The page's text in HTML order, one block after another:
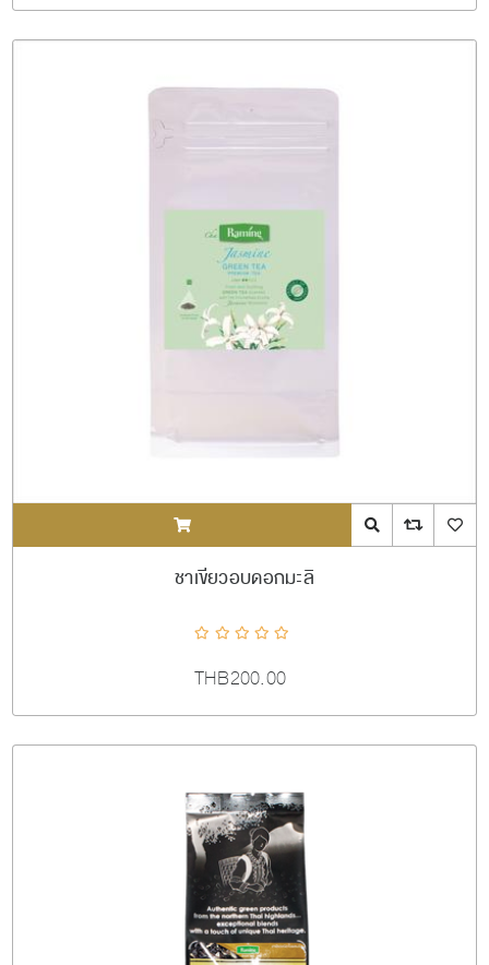
ADDTOCART Quick View
ชาเขียวอบดอกมะลิ
THB200.00